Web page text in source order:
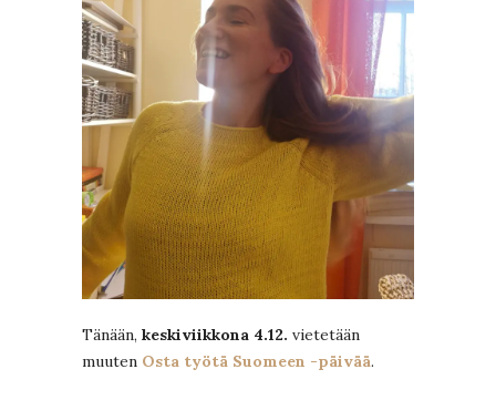
Tänään, keskiviikkona 4.12. vietetään
muuten Osta työtä Suomeen -päivää.